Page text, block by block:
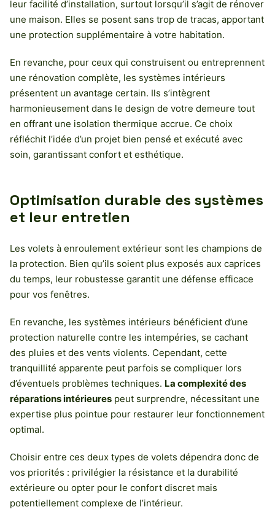
leur facilité d’installation, surtout lorsqu’il s’agit de rénover
une maison. Elles se posent sans trop de tracas, apportant
une protection supplémentaire à votre habitation.
En revanche, pour ceux qui construisent ou entreprennent
une rénovation complète, les systèmes intérieurs
présentent un avantage certain. Ils s’intègrent
harmonieusement dans le design de votre demeure tout
en offrant une isolation thermique accrue. Ce choix
réfléchit l’idée d’un projet bien pensé et exécuté avec
soin, garantissant confort et esthétique.
Optimisation durable des systèmes
et leur entretien
Les volets à enroulement extérieur sont les champions de
la protection. Bien qu’ils soient plus exposés aux caprices
du temps, leur robustesse garantit une défense efficace
pour vos fenêtres.
En revanche, les systèmes intérieurs bénéficient d’une
protection naturelle contre les intempéries, se cachant
des pluies et des vents violents. Cependant, cette
tranquillité apparente peut parfois se compliquer lors
d’éventuels problèmes techniques. La complexité des
réparations intérieures peut surprendre, nécessitant une
expertise plus pointue pour restaurer leur fonctionnement
optimal.
Choisir entre ces deux types de volets dépendra donc de
vos priorités : privilégier la résistance et la durabilité
extérieure ou opter pour le confort discret mais
potentiellement complexe de l’intérieur.